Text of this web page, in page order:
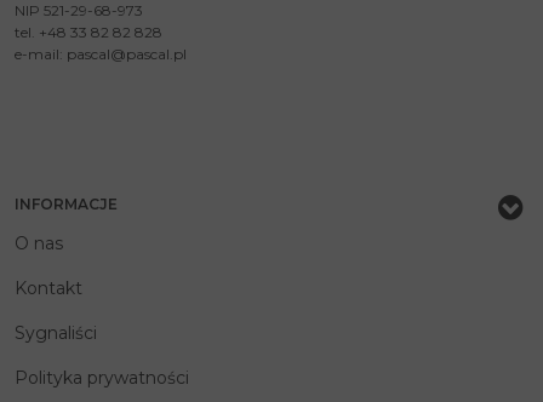
NIP 521-29-68-973
tel. +48 33 82 82 828
e-mail: pascal@pascal.pl
INFORMACJE
O nas
Kontakt
Sygnaliści
Polityka prywatności